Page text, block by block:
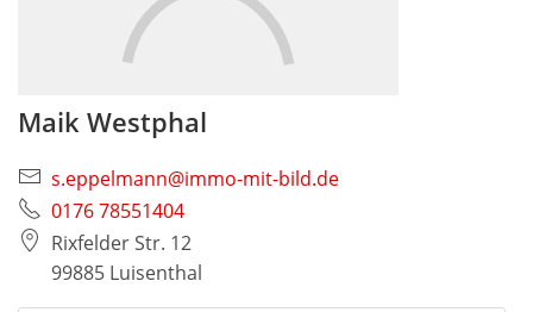
Maik Westphal
s.eppelmann@immo-mit-bild.de
0176 78551404
Rixfelder Str. 12
99885 Luisenthal